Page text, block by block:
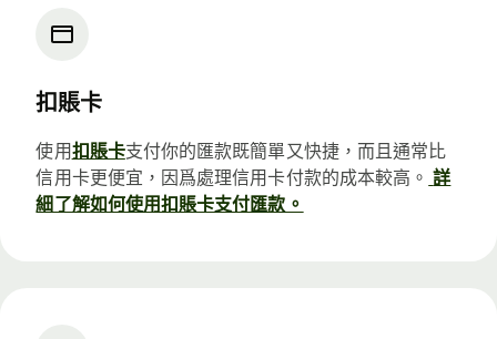
扣賬卡
使用扣賬卡支付你的匯款既簡單又快捷，而且通常比
信用卡更便宜，因爲處理信用卡付款的成本較高。 詳
細了解如何使用扣賬卡支付匯款。